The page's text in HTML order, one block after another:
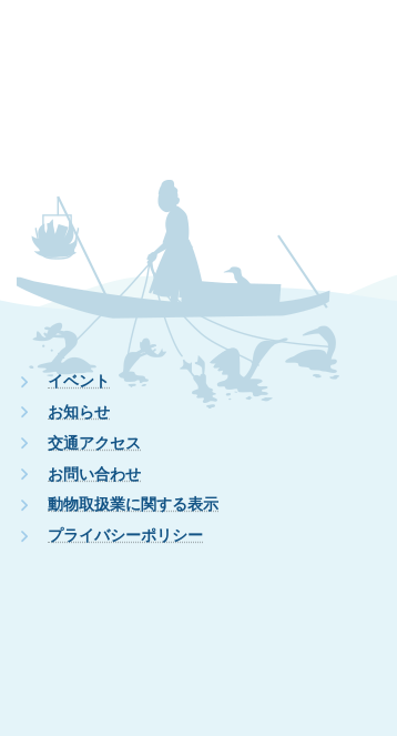
イベント
お知らせ
交通アクセス
お問い合わせ
動物取扱業に関する表示
プライバシーポリシー